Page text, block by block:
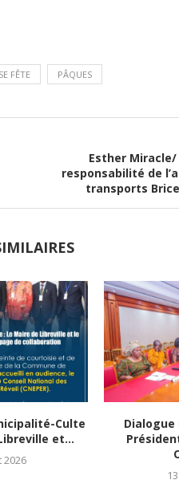
FÊTE PÂQUES
Esther
responsabilité de
transports
Culte
et...
2026
Dialogue